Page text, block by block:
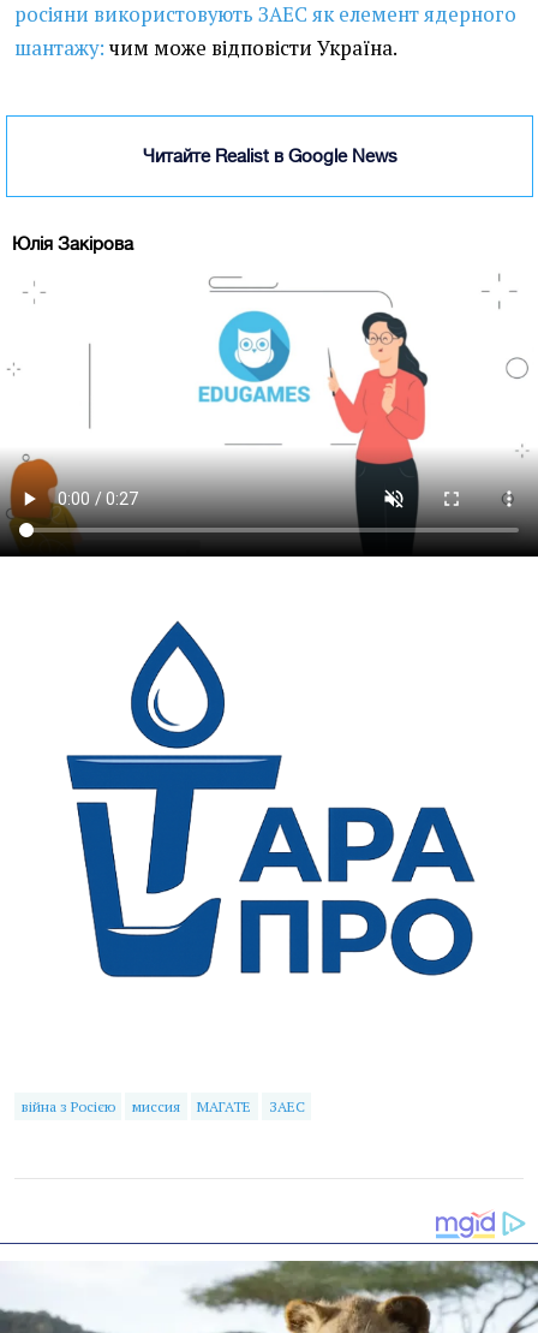
росіяни використовують ЗАЕС як елемент ядерного
шантажу: чим може відповісти Україна.
Читайте Realist в Google News
Юлія Закірова
війна з Росією миссия МАГАТЕ ЗАЕС